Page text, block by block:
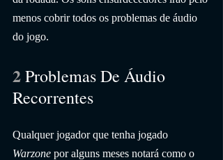
menos cobrir todos os problemas de áudio
do jogo.
2 Problemas De Áudio
Recorrentes
Qualquer jogador que tenha jogado
Warzone por alguns meses notará como o